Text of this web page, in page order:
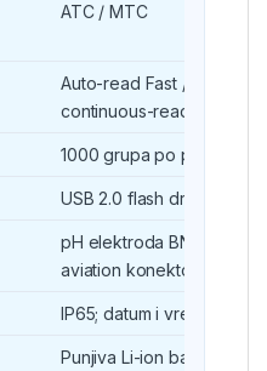
ATC / MTC
Auto-read Fast / Medium
continuous-read
1000 grupa po
USB 2.0 flash drive / PC /
pH elektroda BNC Q9;
aviation konektor
IP65; datum i vreme
Punjiva Li-ion baterija;